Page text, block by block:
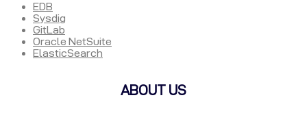
EDB
Sysdig
GitLab
Oracle NetSuite
ElasticSearch
ABOUT US